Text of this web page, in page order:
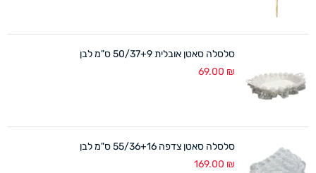
סלסלה סאטן אובלית 50/37+9 ס"מ לבן
69.00 ₪
סלסלה סאטן צדפה 55/36+16 ס"מ לבן
169.00 ₪